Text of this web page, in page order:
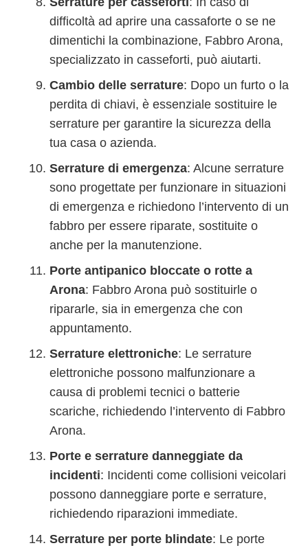
difficoltà ad aprire una cassaforte o se ne
dimentichi la combinazione, Fabbro Arona,
specializzato in casseforti, può aiutarti.
Cambio delle serrature: Dopo un furto o la
perdita di chiavi, è essenziale sostituire le
serrature per garantire la sicurezza della
tua casa o azienda.
Serrature di emergenza: Alcune serrature
sono progettate per funzionare in situazioni
di emergenza e richiedono l’intervento di un
fabbro per essere riparate, sostituite o
anche per la manutenzione.
Porte antipanico bloccate o rotte a
Arona: Fabbro Arona può sostituirle o
ripararle, sia in emergenza che con
appuntamento.
Serrature elettroniche: Le serrature
elettroniche possono malfunzionare a
causa di problemi tecnici o batterie
scariche, richiedendo l’intervento di Fabbro
Arona.
Porte e serrature danneggiate da
incidenti: Incidenti come collisioni veicolari
possono danneggiare porte e serrature,
richiedendo riparazioni immediate.
Serrature per porte blindate: Le porte